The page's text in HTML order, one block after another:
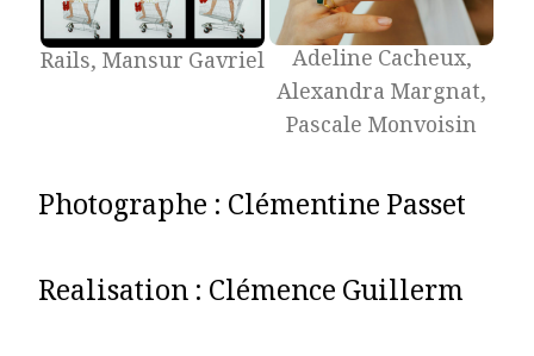
Rails, Mansur Gavriel
Adeline Cacheux,
Alexandra Margnat,
Pascale Monvoisin
Photographe : Clémentine Passet
Realisation : Clémence Guillerm